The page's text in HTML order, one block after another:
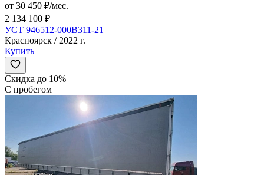
от 30 450 ₽/мес.
2 134 100 ₽
УСТ 946512-000В311-21
Красноярск / 2022 г.
Купить
Скидка до 10%
С пробегом